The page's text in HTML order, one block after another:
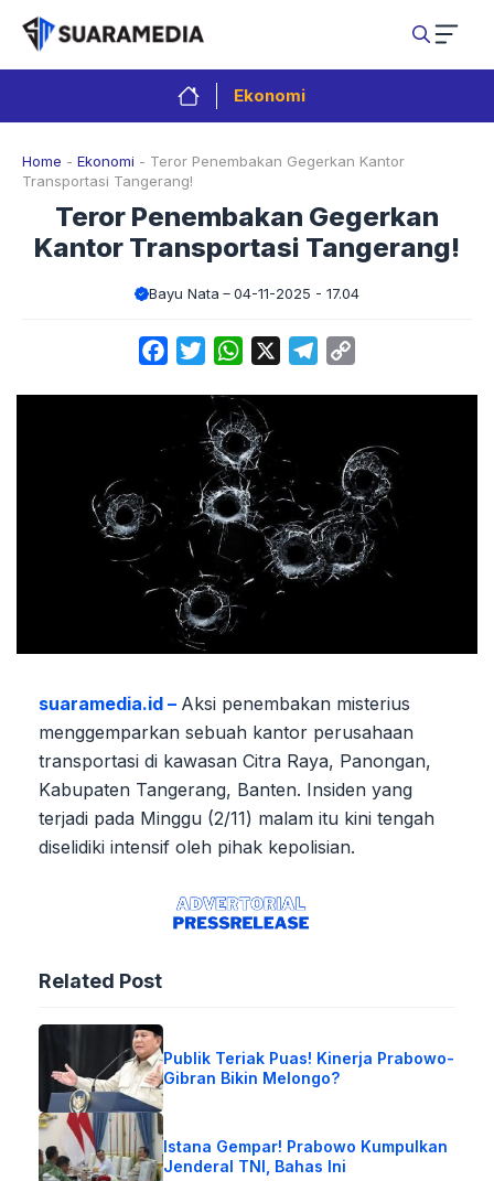
Langsung
isi
Ekonomi
Home - Ekonomi - Teror Penembakan Gegerkan Kantor
Transportasi Tangerang!
Teror Penembakan Gegerkan
Kantor Transportasi Tangerang!
Bayu Nata 04-11-2025 - 17.04
FacebookTwitterWhatsApp Telegram
suaramedia.id – Aksi penembakan misterius
menggemparkan sebuah kantor perusahaan
transportasi di kawasan Citra Raya, Panongan,
Kabupaten Tangerang, Banten. Insiden yang
terjadi pada Minggu (2/11) malam itu kini tengah
diselidiki intensif oleh pihak kepolisian.
Related Post
Publik Teriak Puas! Kinerja Prabowo-
Gibran Bikin Melongo?
Istana Gempar! Prabowo Kumpulkan
Jenderal TNI, Bahas Ini